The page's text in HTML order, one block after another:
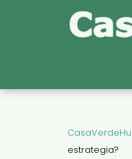
estrategia?